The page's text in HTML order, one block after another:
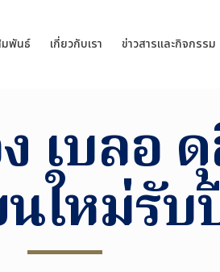
มพันธ์ เกี่ยวกับเรา ข่าวสารและกิจกรรม
เบลอ
ใหม่รับ